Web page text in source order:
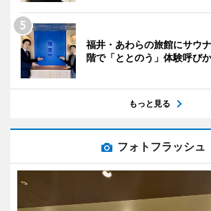
福井・あわらの旅館にサウ
階で「ととのう」体験呼び
もっと見る
フォトフラッシュ